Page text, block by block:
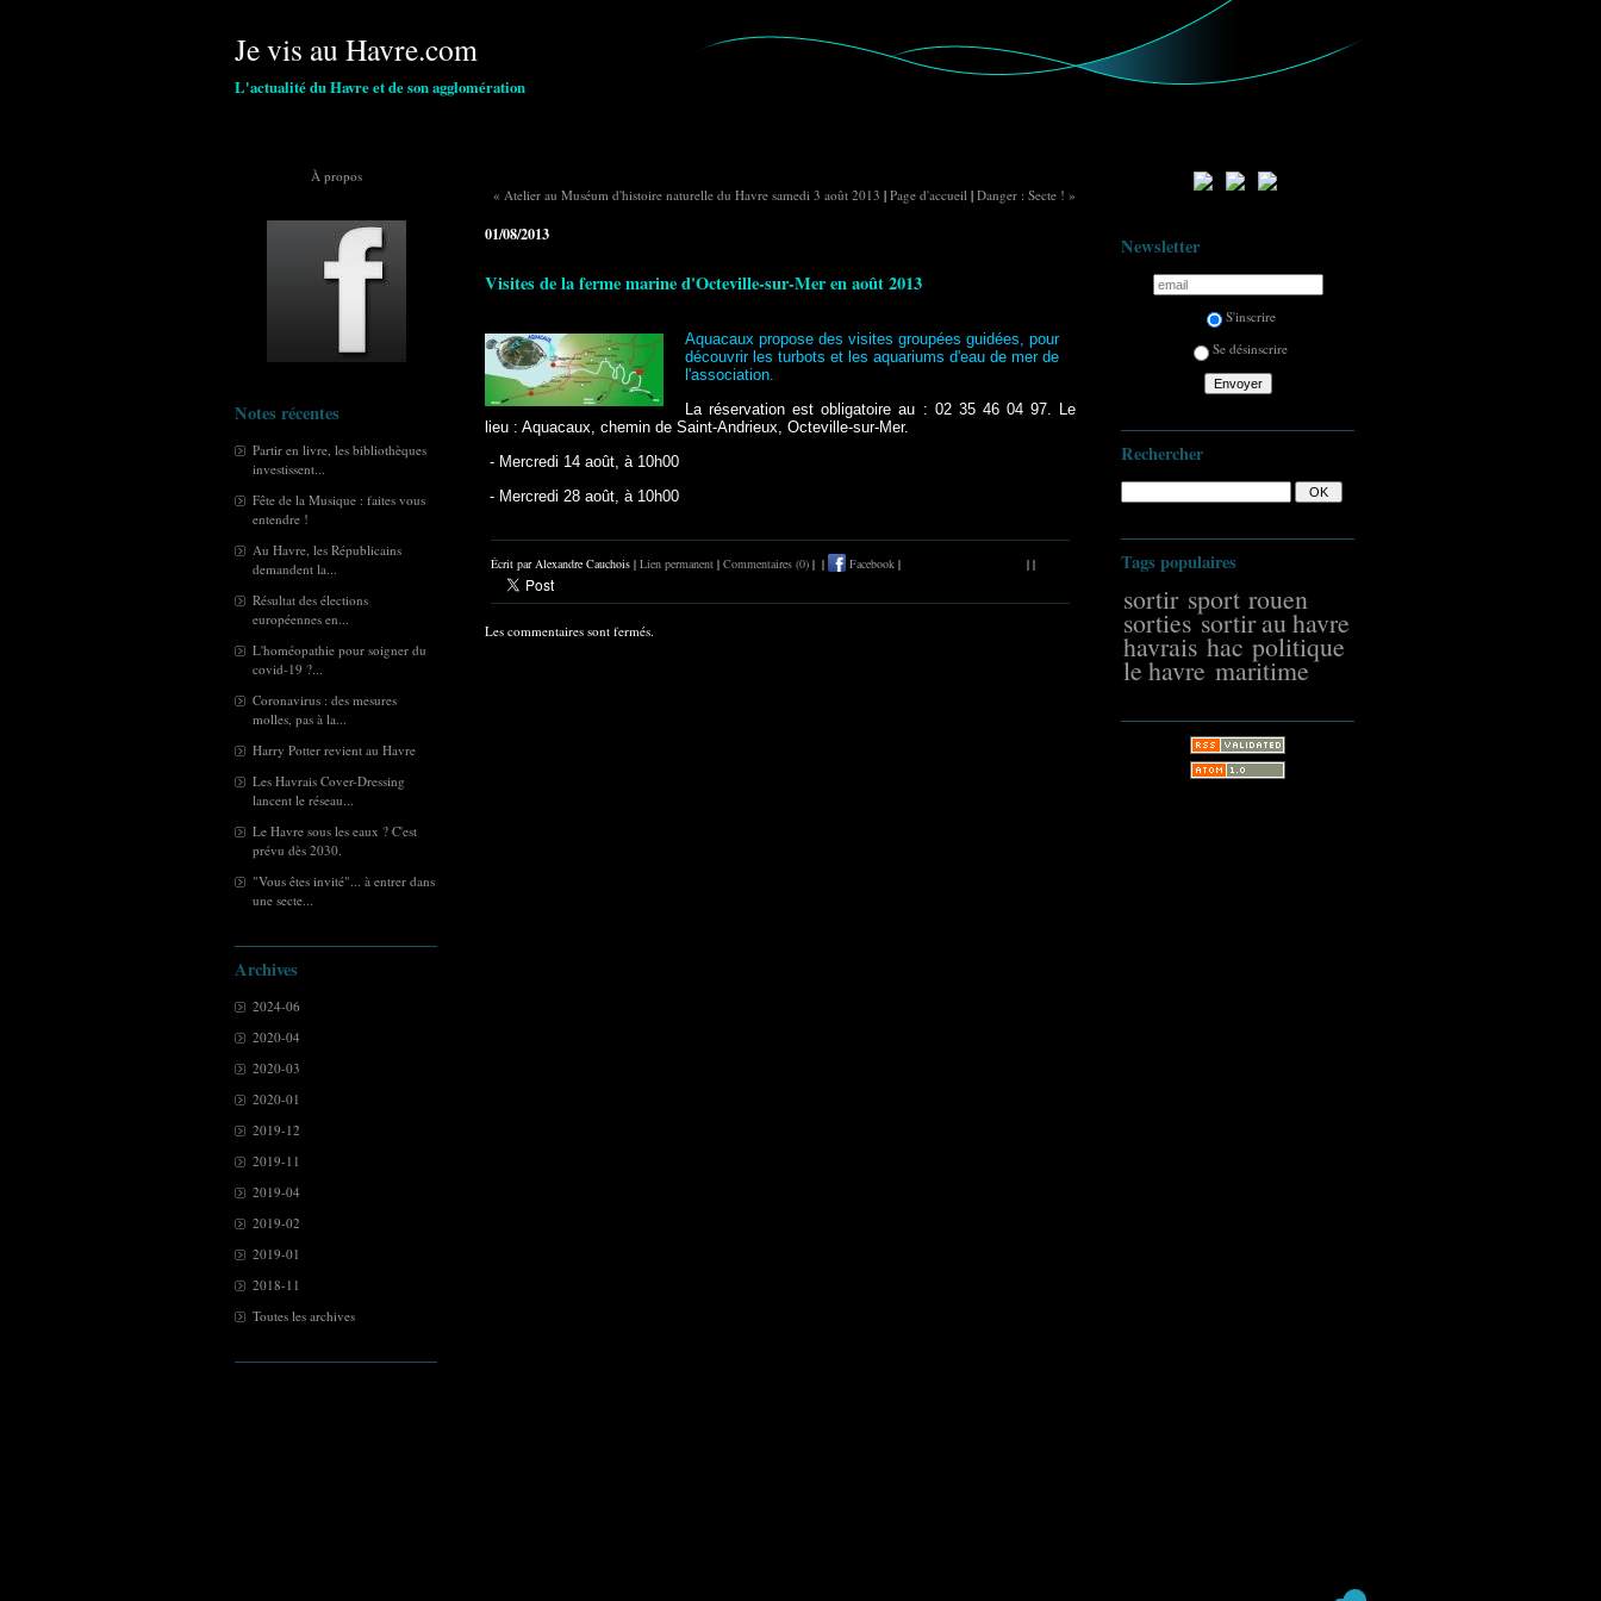
Je vis au Havre.com
L'actualité du Havre et de son agglomération
À propos
Notes récentes
Partir en livre, les bibliothèques
investissent...
Fête de la Musique : faites vous
entendre !
Au Havre, les Républicains
demandent la...
Résultat des élections
européennes en...
L'homéopathie pour soigner du
covid-19 ?...
Coronavirus : des mesures
molles, pas à la...
Harry Potter revient au Havre
Les Havrais Cover-Dressing
lancent le réseau...
Le Havre sous les eaux ? C'est
prévu dès 2030.
"Vous êtes invité"... à entrer dans
une secte...
Archives
2024-06
2020-04
2020-03
2020-01
2019-12
2019-11
2019-04
2019-02
2019-01
2018-11
Toutes les archives
Newsletter
S'inscrire
Se désinscrire
Rechercher
Tags populaires
sortir sport rouen
sorties sortir au havre
havrais hac politique
le havre maritime
« Atelier au Muséum d'histoire naturelle du Havre samedi 3 août 2013 | Page d'accueil | Danger : Secte ! »
01/08/2013
Visites de la ferme marine d'Octeville-sur-Mer en août 2013
Aquacaux propose des visites groupées guidées, pour
découvrir les turbots et les aquariums d'eau de mer de
l'association.
La réservation est obligatoire au : 02 35 46 04 97. Le
lieu : Aquacaux, chemin de Saint-Andrieux, Octeville-sur-Mer.
- Mercredi 14 août, à 10h00
- Mercredi 28 août, à 10h00
Écrit par Alexandre Cauchois | Lien permanent | Commentaires (0) | | Facebook | | |
Les commentaires sont fermés.